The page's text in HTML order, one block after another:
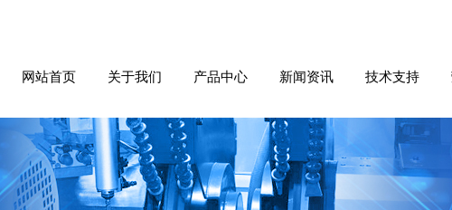
网站首页 关于我们 产品中心 新闻资讯 技术支持